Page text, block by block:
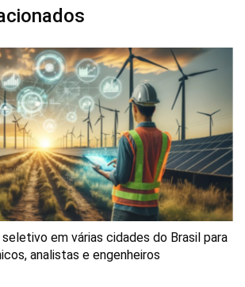
em várias cidades do Brasil para
analistas e engenheiros